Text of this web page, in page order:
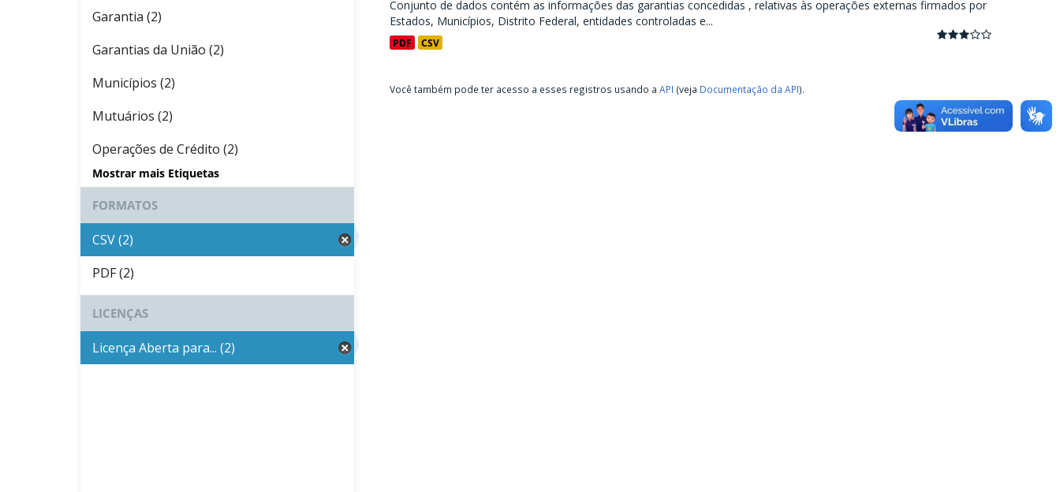
Conjunto de dados contém as informações das garantias concedidas , relativas às operações externas firmados por
Estados, Municípios, Distrito Federal, entidades controladas e...
PDF CSV
Você também pode ter acesso a esses registros usando a API (veja Documentação da API).
Garantia (2)
Garantias da União (2)
Municípios (2)
Mutuários (2)
Operações de Crédito (2)
Mostrar mais Etiquetas
FORMATOS
CSV (2)
PDF (2)
LICENÇAS
Licença Aberta para... (2)